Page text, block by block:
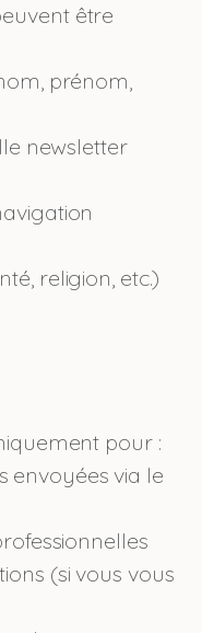
être
prénom,
newsletter
religion, etc.)
pour :
envoyées via le
(si vous vous